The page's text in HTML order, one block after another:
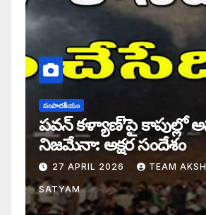
సంపాదకీయం
పవన్ కళ్యాణ్’పై కాపుల్లో
నిజమేనా: అక్షర సందేశం
27 APRIL 2026 TEAM
SATYAM